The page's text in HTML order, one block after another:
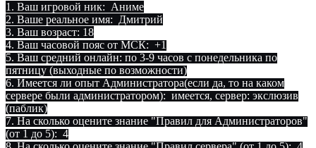
1. Ваш игровой ник: Аниме
2. Ваше реальное имя: Дмитрий
3. Ваш возраст: 18
4. Ваш часовой пояс от МСК: +1
5. Ваш средний онлайн: по 3-9 часов с понедельника по
пятницу (выходные по возможности)
6. Имеется ли опыт Администратора(если да, то на каком
сервере были администратором): имеется, сервер: экслюзив
(паблик)
7. На сколько оцените знание "Правил для Администраторов"
(от 1 до 5): 4